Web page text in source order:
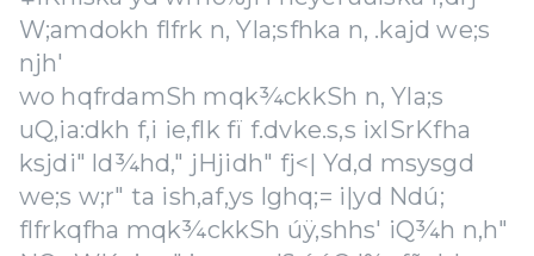
W;amdokh flfrk n, Yla;sfhka n, .kajd we;s
njh'
wo hqfrdamSh mqk¾ckkSh n, Yla;s
uQ,ia:dkh f,i ie,flk fï f.dvke.s,s ixlSrKfha
ksjdi" ld¾hd," jHjidh" fj<| Yd,d msysgd
we;s w;r" ta ish,af,ys lghq;= i|yd Ndú;
flfrkqfha mqk¾ckkSh úÿ,shhs' iQ¾h n,h"